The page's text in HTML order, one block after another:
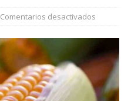
Comentarios desactivados